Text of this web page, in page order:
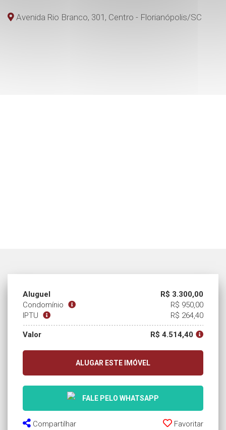
Avenida Rio Branco, 301, Centro - Florianópolis/SC
Aluguel
R$ 3.300,00
Condomínio
R$ 950,00
IPTU
R$ 264,40
Valor R$ 4.514,40
ALUGAR ESTE IMÓVEL
FALE PELO WHATSAPP
Compartilhar Favoritar